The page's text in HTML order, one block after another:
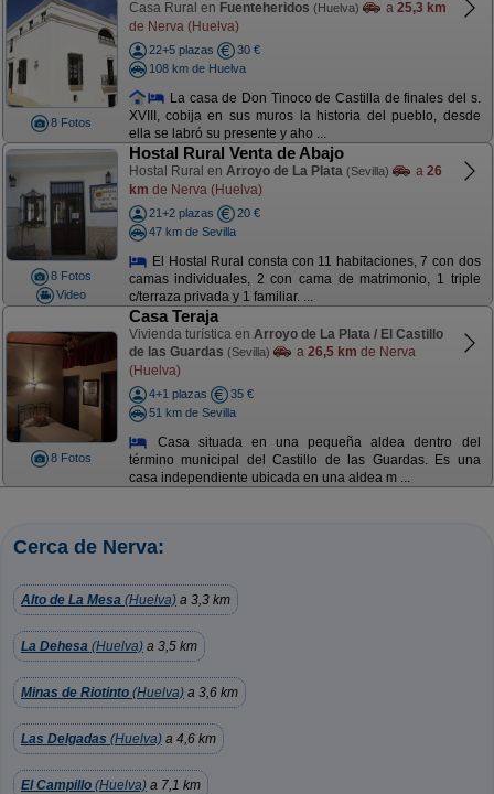
8 Fotos
Casa Rural en Fuenteheridos (Huelva) a 25,3 km
de Nerva (Huelva)
22+5 plazas
30 €
108 km de Huelva
La casa de Don Tinoco de Castilla de finales del s.
XVIII, cobija en sus muros la historia del pueblo, desde
ella se labró su presente y aho ...
8 Fotos
Video
Hostal Rural Venta de Abajo
Hostal Rural en Arroyo de La Plata (Sevilla) a 26
km de Nerva (Huelva)
21+2 plazas
20 €
47 km de Sevilla
El Hostal Rural consta con 11 habitaciones, 7 con dos
camas individuales, 2 con cama de matrimonio, 1 triple
c/terraza privada y 1 familiar. ...
8 Fotos
Casa Teraja
Vivienda turística en Arroyo de La Plata / El Castillo
de las Guardas (Sevilla) a 26,5 km de Nerva
(Huelva)
4+1 plazas
35 €
51 km de Sevilla
Casa situada en una pequeña aldea dentro del
término municipal del Castillo de las Guardas. Es una
casa independiente ubicada en una aldea m ...
Cerca de Nerva:
Alto de La Mesa (Huelva) a 3,3 km
La Dehesa (Huelva) a 3,5 km
Minas de Riotinto (Huelva) a 3,6 km
Las Delgadas (Huelva) a 4,6 km
El Campillo (Huelva) a 7,1 km